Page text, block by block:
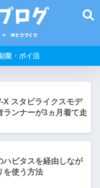
業・ポイ活
X スタビライクスモデ
ランナーが3ヵ月着て走
ハピタスを経由しなが
を使う方法